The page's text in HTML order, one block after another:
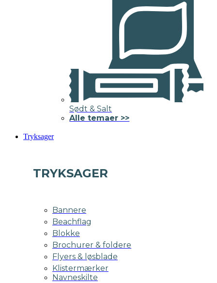
Sødt & Salt
Alle temaer >>
Tryksager
TRYKSAGER
Bannere
Beachflag
Blokke
Brochurer & foldere
Flyers & løsblade
Klistermærker
Navneskilte